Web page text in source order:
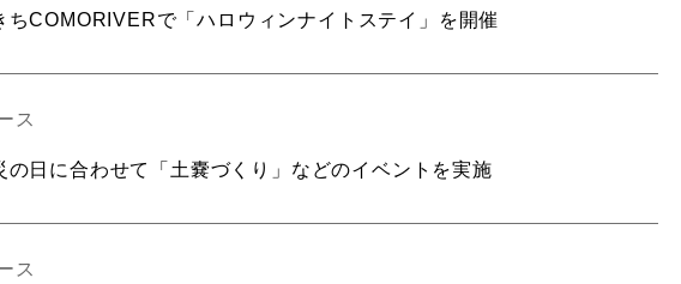
COMORIVERで「ハロウィンナイトステイ」を開催
ス
日に合わせて「土嚢づくり」などのイベントを実施
ス